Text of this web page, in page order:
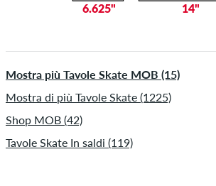
Mostra più Tavole Skate MOB (15)
Mostra di più Tavole Skate (1225)
Shop MOB (42)
Tavole Skate In saldi (119)
14"
6.625"